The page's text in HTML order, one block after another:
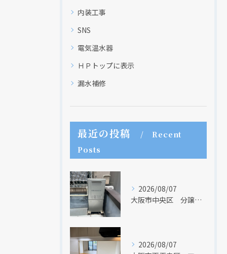
内装工事
SNS
電気温水器
ＨＰトップに表示
漏水補修
最近の投稿
Recent
Posts
2026/08/07
大阪市中央区 分譲マンションの給湯器取替リフォーム工事 UV除菌機能搭載給湯器
2026/08/07